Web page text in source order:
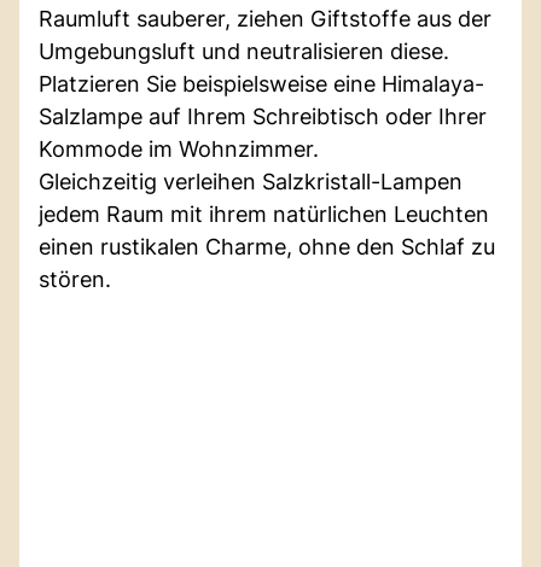
Raumluft sauberer, ziehen Giftstoffe aus der
Umgebungsluft und neutralisieren diese.
Platzieren Sie beispielsweise eine Himalaya-
Salzlampe auf Ihrem Schreibtisch oder Ihrer
Kommode im Wohnzimmer.
Gleichzeitig verleihen Salzkristall-Lampen
jedem Raum mit ihrem natürlichen Leuchten
einen rustikalen Charme, ohne den Schlaf zu
stören.